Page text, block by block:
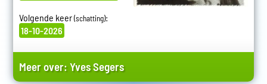
Volgende keer(schatting):
18-10-2026
Meer over:Yves Segers